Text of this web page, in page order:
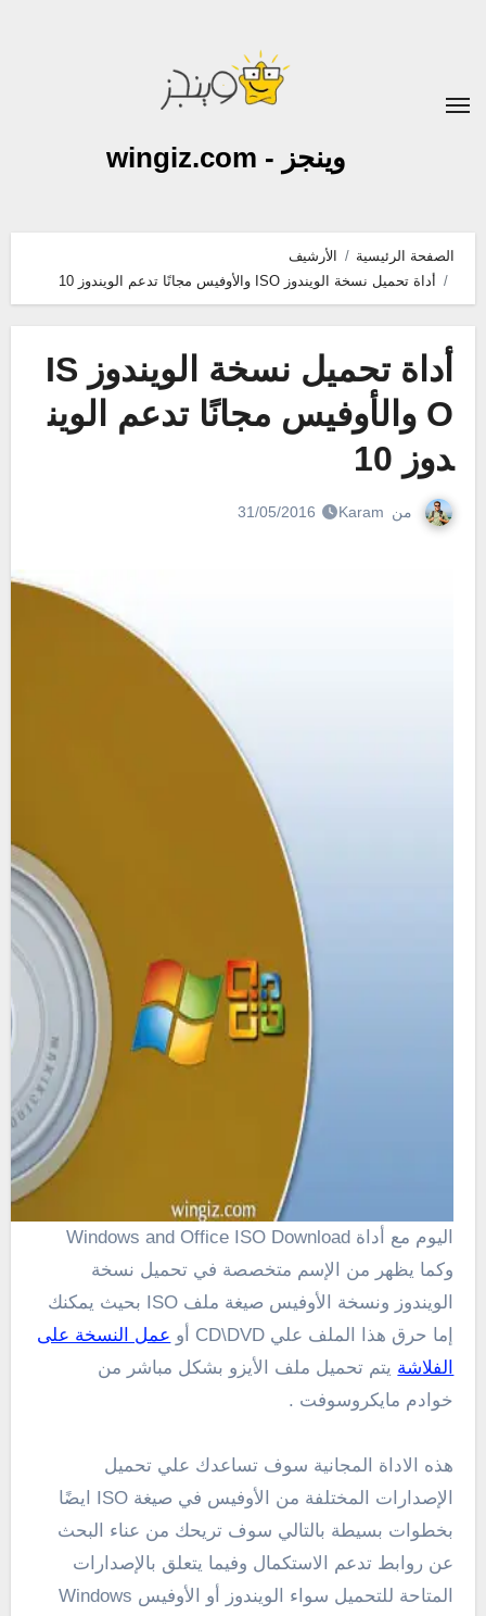
وينجز - wingiz.com
الصفحة الرئيسية
الأرشيف
أداة تحميل نسخة الويندوز ISO والأوفيس مجانًا تدعم الويندوز 10
أداة تحميل نسخة الويندوز IS
O والأوفيس مجانًا تدعم الوين
دوز 10
من Karam
31/05/2016
وكما يظهر من الإسم متخصصة في تحميل نسخة
الويندوز ونسخة الأوفيس صيغة ملف ISO بحيث يمكنك
إما حرق هذا الملف علي CD\DVD أو
عمل النسخة على
الفلاشة يتم تحميل ملف الأيزو بشكل مباشر من
خوادم مايكروسوفت .
هذه الاداة المجانية سوف تساعدك علي تحميل
الإصدارات المختلفة من الأوفيس في صيغة ISO ايضًا
بخطوات بسيطة بالتالي سوف تريحك من عناء البحث
عن روابط تدعم الاستكمال وفيما يتعلق بالإصدارات
المتاحة للتحميل سواء الويندوز أو الأوفيس Windows